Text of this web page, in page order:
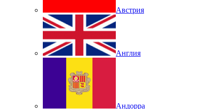
Австрия
Англия
Андорра